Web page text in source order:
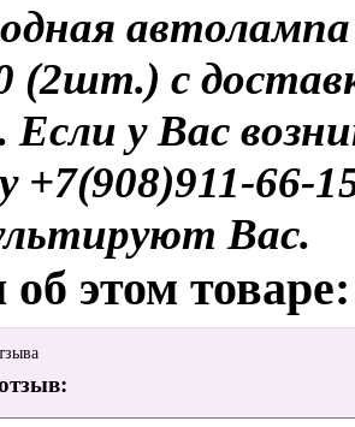
(2шт.) с
Если у Вас
+7(908)911-
Вас.
этом товаре: